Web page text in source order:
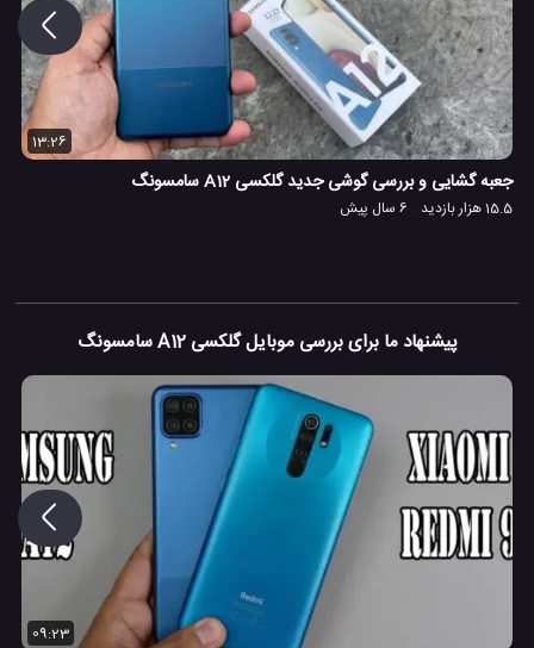
13:26
جعبه گشایی و بررسی گوشی جدید گلکسی A12 سامسونگ
15.5 هزار بازدید 6 سال پیش
پیشنهاد ما برای بررسی موبایل گلکسی A12 سامسونگ
09:23